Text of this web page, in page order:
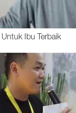
Untuk Ibu Terbaik